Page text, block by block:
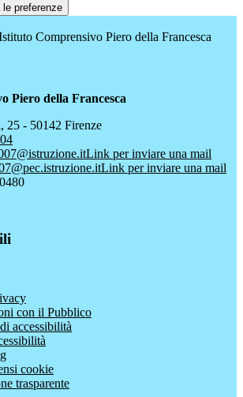
le preferenze
Comprensivo Piero della Francesca
Piero della Francesca
25 - 50142 Firenze
Link per inviare una mail
Link per inviare una mail
con il Pubblico
accessibilità
cookie
trasparente